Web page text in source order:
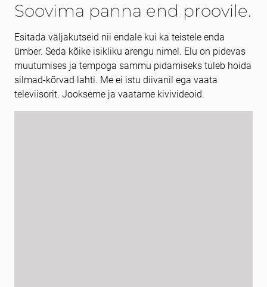
Soovima panna end proovile.
Esitada väljakutseid nii endale kui ka teistele enda
ümber. Seda kõike isikliku arengu nimel. Elu on pidevas
muutumises ja tempoga sammu pidamiseks tuleb hoida
silmad-kõrvad lahti. Me ei istu diivanil ega vaata
televiisorit. Jookseme ja vaatame kivivideoid.